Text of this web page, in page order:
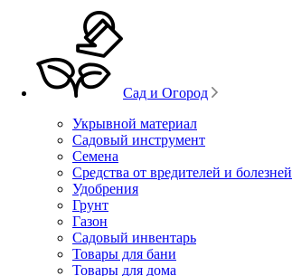
Сад и Огород
Укрывной материал
Садовый инструмент
Семена
Средства от вредителей и болезней
Удобрения
Грунт
Газон
Садовый инвентарь
Товары для бани
Товары для дома